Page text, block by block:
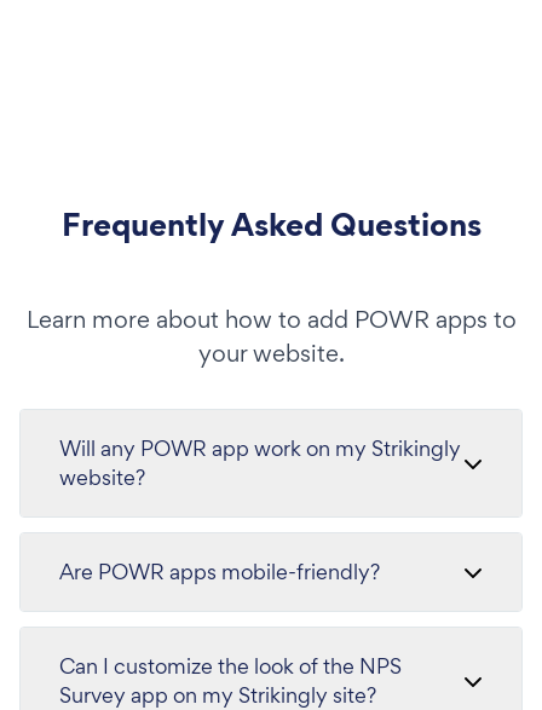
Frequently Asked Questions
Learn more about how to add POWR apps to
your website.
Will any POWR app work on my Strikingly
website?
Are POWR apps mobile-friendly?
Can I customize the look of the NPS
Survey app on my Strikingly site?